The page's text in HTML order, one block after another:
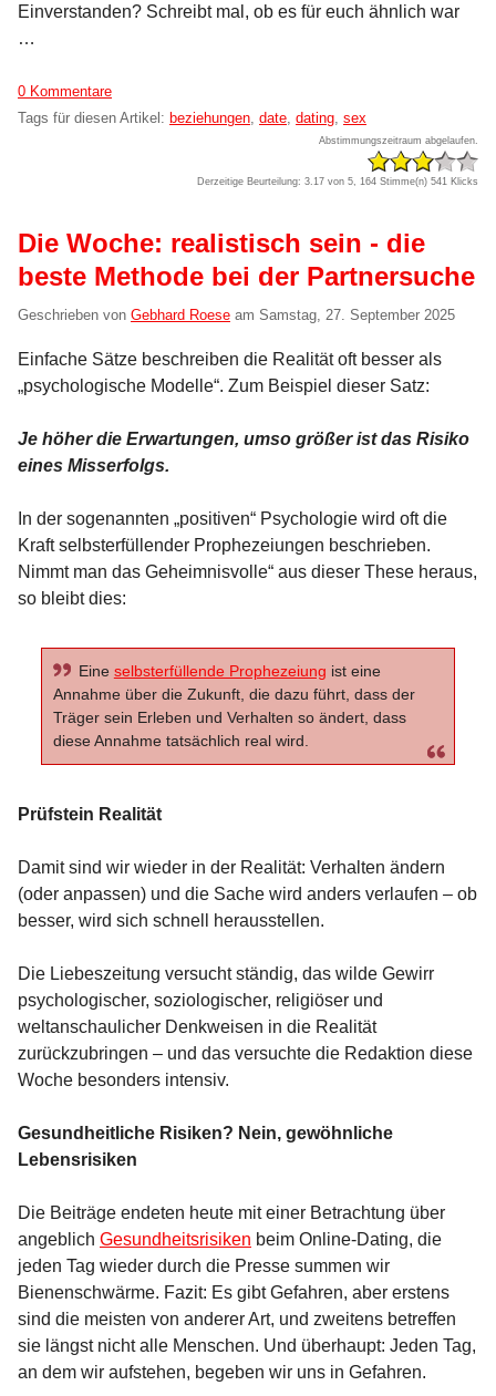
Einverstanden? Schreibt mal, ob es für euch ähnlich war
…
0 Kommentare
Tags für diesen Artikel: beziehungen date dating sex
Abstimmungszeitraum abgelaufen.
Derzeitige Beurteilung: 3.17 von 5, 164 Stimme(n) 541 Klicks
Die Woche: realistisch sein - die
beste Methode bei der Partnersuche
Geschrieben von Gebhard Roese am Samstag, 27. September 2025
Einfache Sätze beschreiben die Realität oft besser als
„psychologische Modelle“. Zum Beispiel dieser Satz:
Je höher die Erwartungen, umso größer ist das Risiko
eines Misserfolgs.
In der sogenannten „positiven“ Psychologie wird oft die
Kraft selbsterfüllender Prophezeiungen beschrieben.
Nimmt man das Geheimnisvolle“ aus dieser These heraus,
so bleibt dies:
Eine selbsterfüllende Prophezeiung ist eine
Annahme über die Zukunft, die dazu führt, dass der
Träger sein Erleben und Verhalten so ändert, dass
diese Annahme tatsächlich real wird.
Prüfstein Realität
Damit sind wir wieder in der Realität: Verhalten ändern
(oder anpassen) und die Sache wird anders verlaufen – ob
besser, wird sich schnell herausstellen.
Die Liebeszeitung versucht ständig, das wilde Gewirr
psychologischer, soziologischer, religiöser und
weltanschaulicher Denkweisen in die Realität
zurückzubringen – und das versuchte die Redaktion diese
Woche besonders intensiv.
Gesundheitliche Risiken? Nein, gewöhnliche
Lebensrisiken
Die Beiträge endeten heute mit einer Betrachtung über
angeblich Gesundheitsrisiken beim Online-Dating, die
jeden Tag wieder durch die Presse summen wir
Bienenschwärme. Fazit: Es gibt Gefahren, aber erstens
sind die meisten von anderer Art, und zweitens betreffen
sie längst nicht alle Menschen. Und überhaupt: Jeden Tag,
an dem wir aufstehen, begeben wir uns in Gefahren.